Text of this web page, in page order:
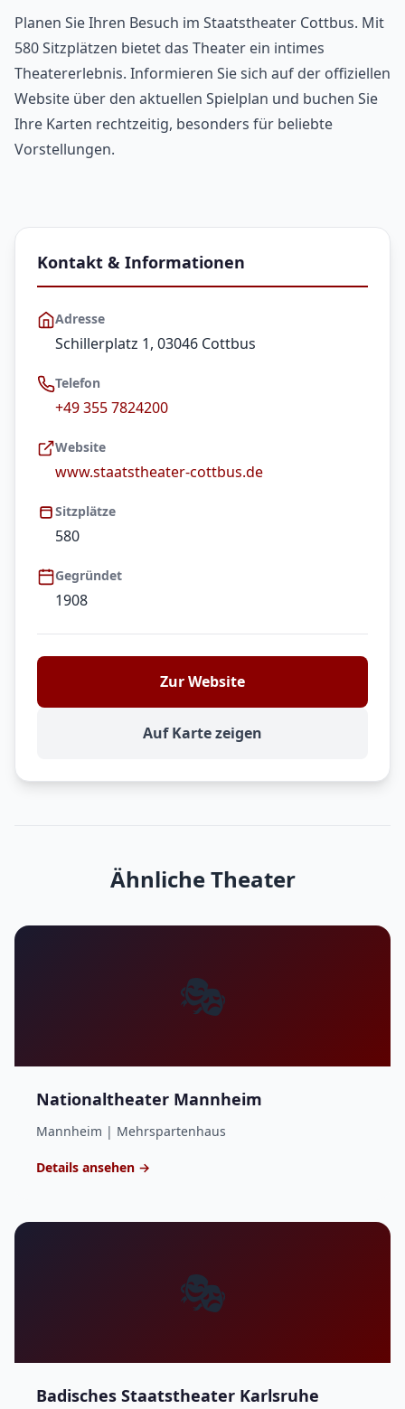
Planen Sie Ihren Besuch im Staatstheater Cottbus. Mit
580 Sitzplätzen bietet das Theater ein intimes
Theatererlebnis. Informieren Sie sich auf der offiziellen
Website über den aktuellen Spielplan und buchen Sie
Ihre Karten rechtzeitig, besonders für beliebte
Vorstellungen.
Kontakt & Informationen
Adresse
Schillerplatz 1, 03046 Cottbus
Telefon
+49 355 7824200
Website
www.staatstheater-cottbus.de
Sitzplätze
580
Gegründet
1908
Zur Website
Auf Karte zeigen
Ähnliche Theater
🎭
Nationaltheater Mannheim
Mannheim | Mehrspartenhaus
Details ansehen →
🎭
Badisches Staatstheater Karlsruhe